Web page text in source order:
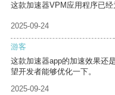
这款加速器VPM应用程序已经
2025-09-24
游客
这款加速器app的加速效果还
望开发者能够优化一下。
2025-09-24